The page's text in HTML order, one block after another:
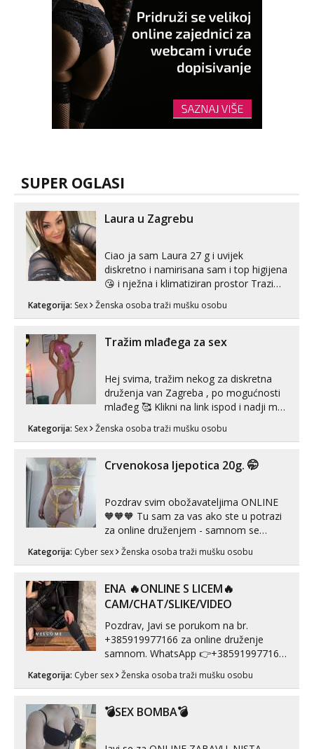
SUPER OGLASI
Laura u Zagrebu
Ciao ja sam Laura 27 g i uvijek
diskretno i namirisana sam i top higijena
😘 i nježna i klimatiziran prostor Trazim
Pusenje i gutanje sperme Erotsko rublje
tijelu Iskljucivo neradim analni !!! I
neljubim se Wha...
Kategorija: Sex Ženska osoba traži mušku osobu
Tražim mlađega za sex
Hej svima, tražim nekog za diskretna
druženja van Zagreba , po mogućnosti
mlađeg 🥰 Klikni na link ispod i nadji me
Kategorija: Sex Ženska osoba traži mušku osobu
Crvenokosa ljepotica 20g. 🤭
Pozdrav svim obožavateljima ONLINE
🧡🧡🧡 Tu sam za vas ako ste u potrazi
za online druženjem - samnom se
možete zabaviti preko videopoziva, ili
ako vam nisam dovoljna radim i u paru i
😉 Radim i vruća tipkanja uz slike i hot
line pozive. Za vas sam pripremila ...
Kategorija: Cyber sex Ženska osoba traži mušku osobu
ENA 🔥ONLINE S LICEM🔥
CAM/CHAT/SLIKE/VIDEO
Pozdrav, Javi se porukom na br.
+385919977166 za online druženje
samnom. WhatsApp 👉+385919977166
Telegram 👉@enafriedrichkis Radim
videopozive s licem, solo i s partnerom,
kombinacije halteri, haljine, štikle,
Kategorija: Cyber sex Ženska osoba traži mušku osobu
💣SEX BOMBA💣